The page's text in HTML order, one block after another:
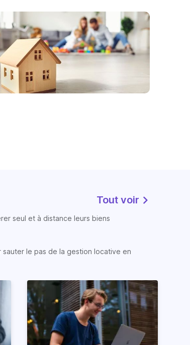
Tout voir
seul et à distance leurs biens
le pas de la gestion locative en